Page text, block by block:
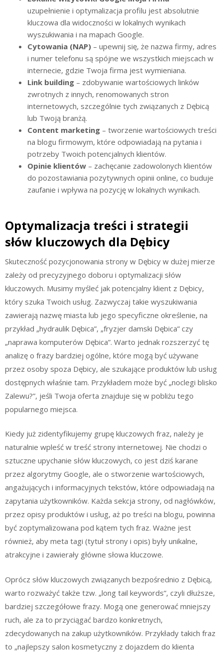
uzupełnienie i optymalizacja profilu jest absolutnie
kluczowa dla widoczności w lokalnych wynikach
wyszukiwania i na mapach Google.
Cytowania (NAP) – upewnij się, że nazwa firmy, adres
i numer telefonu są spójne we wszystkich miejscach w
internecie, gdzie Twoja firma jest wymieniana.
Link building – zdobywanie wartościowych linków
zwrotnych z innych, renomowanych stron
internetowych, szczególnie tych związanych z Dębicą
lub Twoją branżą.
Content marketing – tworzenie wartościowych treści
na blogu firmowym, które odpowiadają na pytania i
potrzeby Twoich potencjalnych klientów.
Opinie klientów – zachęcanie zadowolonych klientów
do pozostawiania pozytywnych opinii online, co buduje
zaufanie i wpływa na pozycję w lokalnych wynikach.
Optymalizacja treści i strategii
słów kluczowych dla Dębicy
Skuteczność pozycjonowania strony w Dębicy w dużej mierze
zależy od precyzyjnego doboru i optymalizacji słów
kluczowych. Musimy myśleć jak potencjalny klient z Dębicy,
który szuka Twoich usług. Zazwyczaj takie wyszukiwania
zawierają nazwę miasta lub jego specyficzne określenie, na
przykład „hydraulik Dębica”, „fryzjer damski Dębica” czy
„naprawa komputerów Dębica”. Warto jednak rozszerzyć tę
analizę o frazy bardziej ogólne, które mogą być używane
przez osoby spoza Dębicy, ale szukające produktów lub usług
dostępnych właśnie tam. Przykładem może być „noclegi blisko
Zalewu?”, jeśli Twoja oferta znajduje się w pobliżu tego
popularnego miejsca.
Kiedy już zidentyfikujemy grupę kluczowych fraz, należy je
naturalnie wpleść w treść strony internetowej. Nie chodzi o
sztuczne upychanie słów kluczowych, co jest dziś karane
przez algorytmy Google, ale o stworzenie wartościowych,
angażujących i informacyjnych tekstów, które odpowiadają na
zapytania użytkowników. Każda sekcja strony, od nagłówków,
przez opisy produktów i usług, aż po treści na blogu, powinna
być zoptymalizowana pod kątem tych fraz. Ważne jest
również, aby meta tagi (tytuł strony i opis) były unikalne,
atrakcyjne i zawierały główne słowa kluczowe.
Oprócz słów kluczowych związanych bezpośrednio z Dębicą,
warto rozważyć także tzw. „long tail keywords”, czyli dłuższe,
bardziej szczegółowe frazy. Mogą one generować mniejszy
ruch, ale za to przyciągać bardzo konkretnych,
zdecydowanych na zakup użytkowników. Przykłady takich fraz
to „najlepszy salon kosmetyczny z dojazdem do klienta